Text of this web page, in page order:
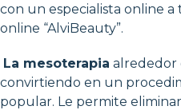
con un especialista online a
online “AlviBeauty”.
La mesoterapia alrededor
convirtiendo en un
popular. Le permite